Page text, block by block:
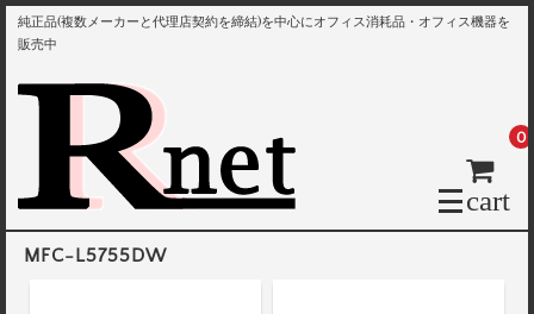
純正品(複数メーカーと代理店契約を締結)を中心にオフィス消耗品・オフィス機器を
販売中
cart
0
MFC-L5755DW